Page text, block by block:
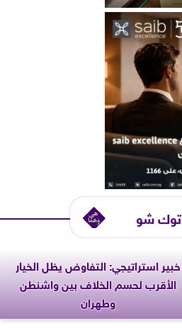
توك شو
خبير استراتيجي: التفاوض يظل الخيار
الأقرب لحسم الخلاف بين واشنطن
وطهران